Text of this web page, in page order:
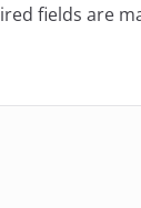
fields are